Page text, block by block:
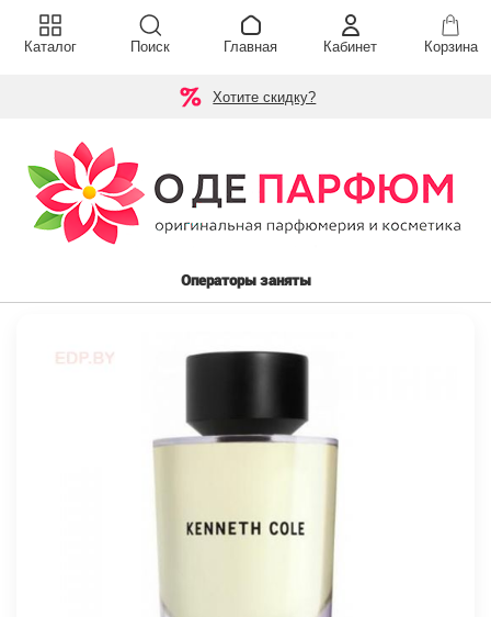
Хотите скидку?
Операторы заняты
Каталог Поиск Главная Кабинет Корзина